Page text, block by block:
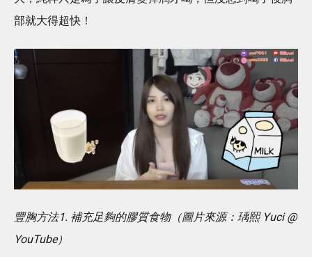
部就大得超快！
豐胸方法1. 補充足夠的膠質食物（圖片來源：瑀熙 Yuci @
YouTube）